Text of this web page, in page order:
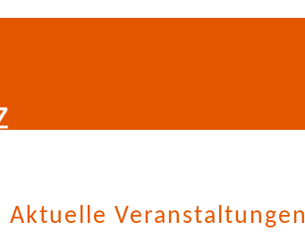
Aktuelle Veranstaltungen